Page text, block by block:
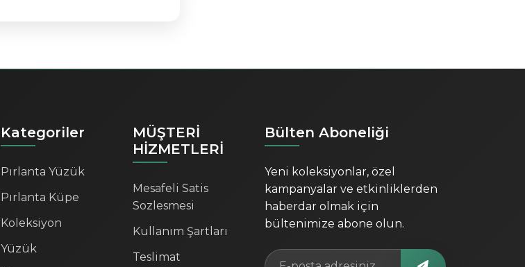
Kategoriler
Pırlanta Yüzük
Pırlanta Küpe
Koleksiyon
Yüzük
MÜŞTERİ
HİZMETLERİ
Mesafeli Satis
Sozlesmesi
Kullanım Şartları
Teslimat
Bülten Aboneliği
Yeni koleksiyonlar, özel
kampanyalar ve etkinliklerden
haberdar olmak için
bültenimize abone olun.